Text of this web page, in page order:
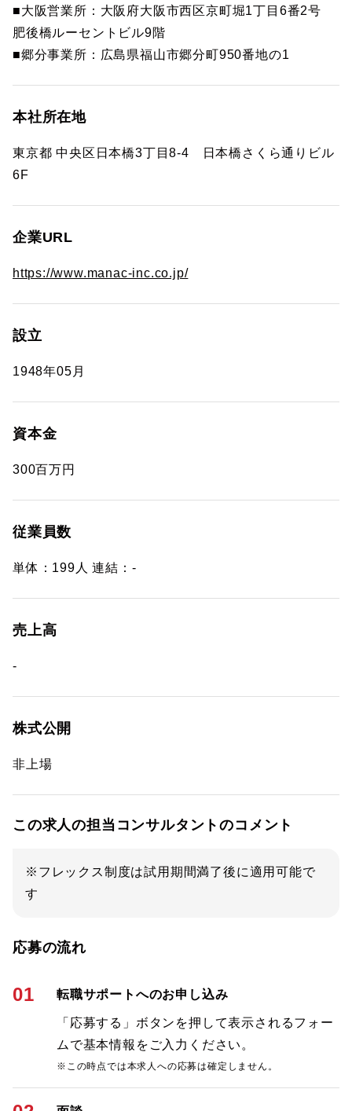
■大阪営業所：大阪府大阪市西区京町堀1丁目6番2号
肥後橋ルーセントビル9階
■郷分事業所：広島県福山市郷分町950番地の1
本社所在地
東京都 中央区日本橋3丁目8-4 日本橋さくら通りビル
6F
企業URL
https://www.manac-inc.co.jp/
設立
1948年05月
資本金
300百万円
従業員数
単体：199人 連結：-
売上高
-
株式公開
非上場
この求人の担当コンサルタントのコメント
※フレックス制度は試用期間満了後に適用可能で
す
応募の流れ
01 転職サポートへのお申し込み
「応募する」ボタンを押して表示されるフォー
ムで基本情報をご入力ください。
※この時点では本求人への応募は確定しません。